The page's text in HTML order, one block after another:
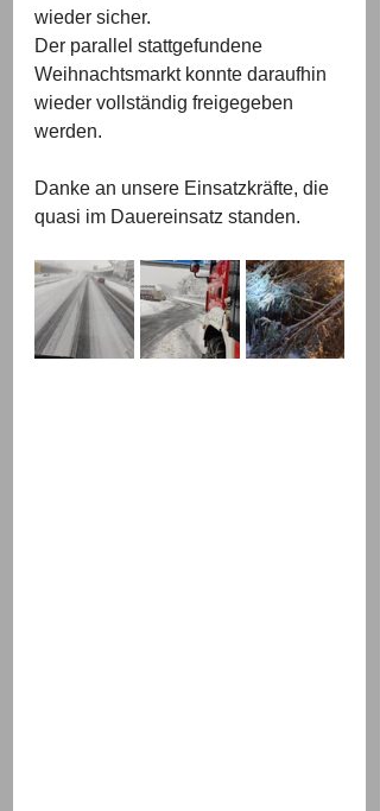
wieder sicher.
Der parallel stattgefundene
Weihnachtsmarkt konnte daraufhin
wieder vollständig freigegeben
werden.
Danke an unsere Einsatzkräfte, die
quasi im Dauereinsatz standen.